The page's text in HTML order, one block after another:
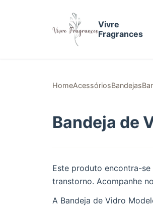
Vivre
Fragrances
HomeAcessóriosBandejas
Bandeja de
Este produto encontra-
transtorno. Acompanhe
A Bandeja de Vidro